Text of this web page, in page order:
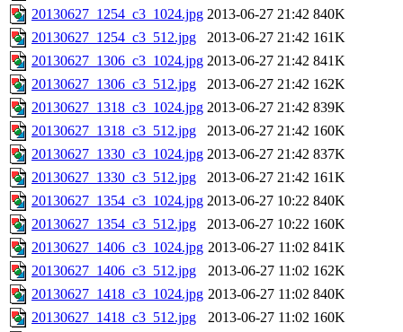
20130627_1254_c3_1024.jpg 2013-06-27 21:42 840K
20130627_1254_c3_512.jpg
2013-06-27 21:42 161K
20130627_1306_c3_1024.jpg 2013-06-27 21:42 841K
20130627_1306_c3_512.jpg
2013-06-27 21:42 162K
20130627_1318_c3_1024.jpg 2013-06-27 21:42 839K
20130627_1318_c3_512.jpg
2013-06-27 21:42 160K
20130627_1330_c3_1024.jpg 2013-06-27 21:42 837K
20130627_1330_c3_512.jpg
2013-06-27 21:42 161K
20130627_1354_c3_1024.jpg 2013-06-27 10:22 840K
20130627_1354_c3_512.jpg
2013-06-27 10:22 160K
20130627_1406_c3_1024.jpg 2013-06-27 11:02 841K
20130627_1406_c3_512.jpg
2013-06-27 11:02 162K
20130627_1418_c3_1024.jpg 2013-06-27 11:02 840K
20130627_1418_c3_512.jpg
2013-06-27 11:02 160K